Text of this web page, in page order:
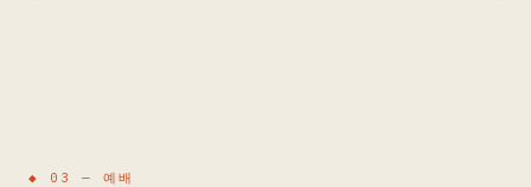
◆ 03 — 예배